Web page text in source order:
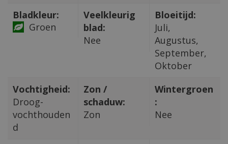
Bladkleur:
Groen
Veelkleurig
blad:
Nee
Bloeitijd:
Juli,
Augustus,
September,
Oktober
Vochtigheid:
Droog-
vochthouden
d
Zon /
schaduw:
Zon
Wintergroen
:
Nee